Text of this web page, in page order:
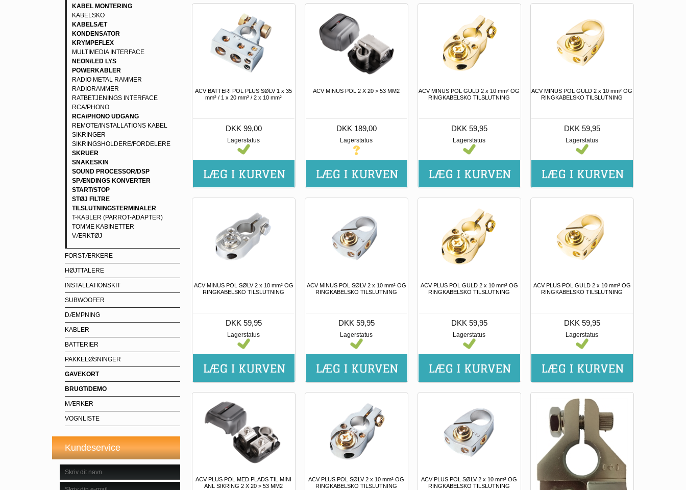
KABEL MONTERING
KABELSKO
KABELSÆT
KONDENSATOR
KRYMPEFLEX
MULTIMEDIA INTERFACE
NEON/LED LYS
POWERKABLER
RADIO METAL RAMMER
RADIORAMMER
RATBETJENINGS INTERFACE
RCA/PHONO
RCA/PHONO UDGANG
REMOTE/INSTALLATIONS KABEL
SIKRINGER
SIKRINGSHOLDERE/FORDELERE
SKRUER
SNAKESKIN
SOUND PROCESSOR/DSP
SPÆNDINGS KONVERTER
START/STOP
STØJ FILTRE
TILSLUTNINGSTERMINALER
T-KABLER (PARROT-ADAPTER)
TOMME KABINETTER
VÆRKTØJ
FORSTÆRKERE
HØJTTALERE
INSTALLATIONSKIT
SUBWOOFER
DÆMPNING
KABLER
BATTERIER
PAKKELØSNINGER
GAVEKORT
BRUGT/DEMO
MÆRKER
VOGNLISTE
Kundeservice
ACV BATTERI POL PLUS SØLV 1 x 35
mm² / 1 x 20 mm² / 2 x 10 mm²
DKK 99,00
Lagerstatus
ACV MINUS POL 2 X 20 > 53 MM2
DKK 189,00
Lagerstatus
ACV MINUS POL GULD 2 x 10 mm² OG
RINGKABELSKO TILSLUTNING
DKK 59,95
Lagerstatus
ACV MINUS POL GULD 2 x 10 mm² OG
RINGKABELSKO TILSLUTNING
DKK 59,95
Lagerstatus
ACV MINUS POL SØLV 2 x 10 mm² OG
RINGKABELSKO TILSLUTNING
DKK 59,95
Lagerstatus
ACV MINUS POL SØLV 2 x 10 mm² OG
RINGKABELSKO TILSLUTNING
DKK 59,95
Lagerstatus
ACV PLUS POL GULD 2 x 10 mm² OG
RINGKABELSKO TILSLUTNING
DKK 59,95
Lagerstatus
ACV PLUS POL GULD 2 x 10 mm² OG
RINGKABELSKO TILSLUTNING
DKK 59,95
Lagerstatus
ACV PLUS POL MED PLADS TIL MINI
ANL SIKRING 2 X 20 > 53 MM2
ACV PLUS POL SØLV 2 x 10 mm² OG
RINGKABELSKO TILSLUTNING
ACV PLUS POL SØLV 2 x 10 mm² OG
RINGKABELSKO TILSLUTNING